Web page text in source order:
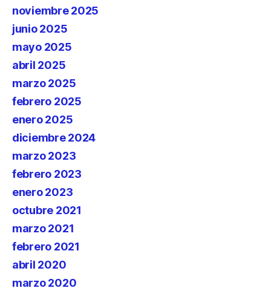
noviembre 2025
junio 2025
mayo 2025
abril 2025
marzo 2025
febrero 2025
enero 2025
diciembre 2024
marzo 2023
febrero 2023
enero 2023
octubre 2021
marzo 2021
febrero 2021
abril 2020
marzo 2020